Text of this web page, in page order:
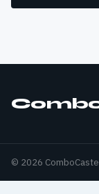
© 2026